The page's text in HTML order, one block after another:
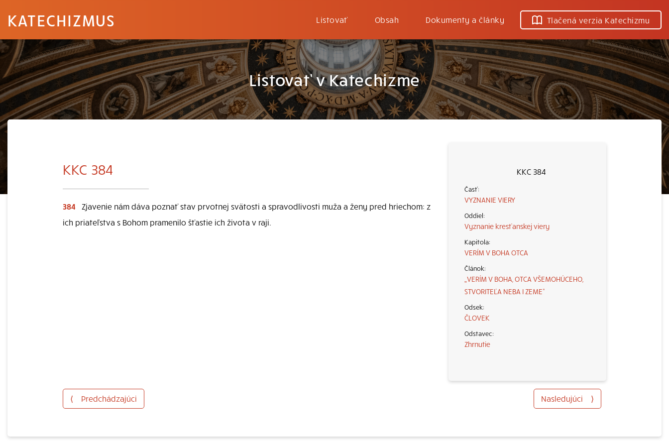
KATECHIZMUS Listovať Obsah Dokumenty a články Tlačená verzia Katechizmu
Listovať v Katechizme
KKC 384
VYZNANIE VIERY
Vyznanie kresťanskej viery
VERÍM V BOHA OTCA
„VERÍM V BOHA, OTCA VŠEMOHÚCEHO,
STVORITEĽA NEBA I ZEME“
ČLOVEK
Zhrnutie
KKC 384
384
Zjavenie nám dáva poznať stav prvotnej svätosti a spravodlivosti muža a ženy pred hriechom: z
ich priateľstva s Bohom pramenilo šťastie ich života v raji.
⟨ Predchádzajúci Nasledujúci ⟩